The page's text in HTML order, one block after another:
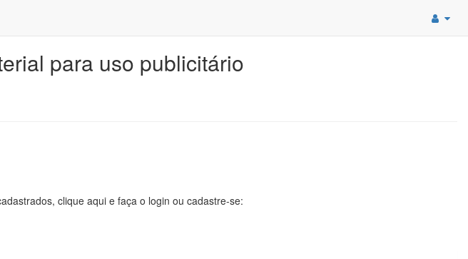
para uso publicitário
clique aqui e faça o login ou cadastre-se: